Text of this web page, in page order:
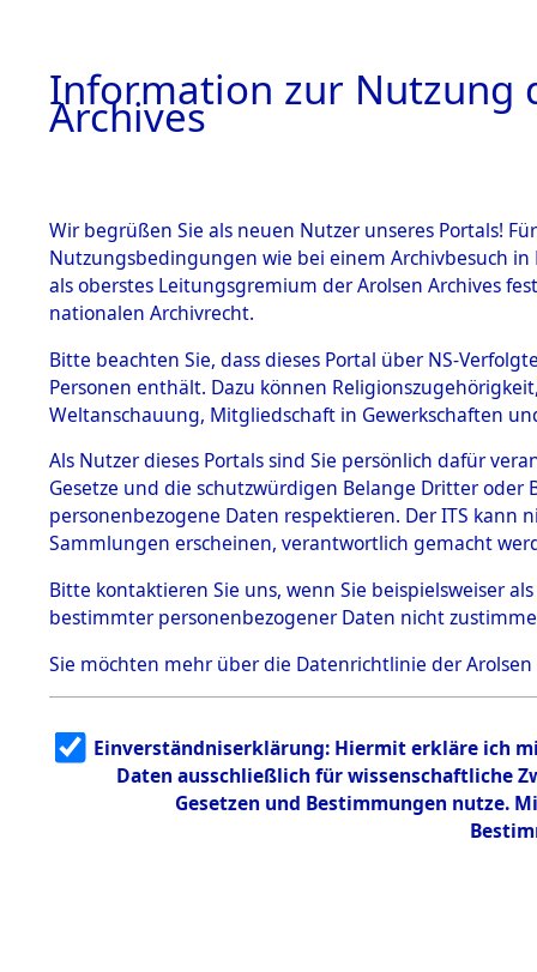
BESTÄNDE
1.
Inhaftierungsdoku
mente
1.2.9 Beim ITS
Effekten
1.2.9.1
Effekten aus
dem KZ
Dachau
1.2.9.2
Effekten aus
dem KZ
Bayerisches
1.2.9.3
Effekten aus
dem KZ
Neuengamm
0003
Information zur Nutzung
Archives
Wir begrüßen Sie als neuen Nutzer unseres Portals!
Nutzungsbedingungen wie bei einem Archivbesuch
als oberstes Leitungsgremium der Arolsen Archives
nationalen Archivrecht.
Bitte beachten Sie, dass dieses Portal über NS-
Personen enthält. Dazu können
Weltanschauung, Mitgliedschaft in Gewerkschaften
Als Nutzer dieses Portals sind Sie persönlich dafür
Gesetze und die schutzwürdigen Belange Dritter
personenbezogene Daten respektieren. Der ITS
Sammlungen erscheinen, verantwortlich gemacht
Bitte kontaktieren Sie uns, wenn Sie beispielsweiser
bestimmter personenbezogener Daten nicht
Sie möchten mehr über die Datenrichtlinie der Arolsen
Einverständniserklärung: Hiermit erkläre ich
Daten ausschließlich für wissenschaftliche
Gesetzen und Bestimmungen nutze.